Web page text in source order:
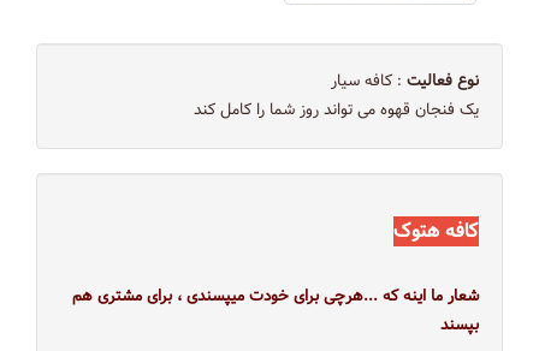
نوع فعالیت : کافه سیار
یک فنجان قهوه می تواند روز شما را کامل کند
کافه هتوک
شعار ما اینه که ...هرچی برای خودت میپسندی ، برای مشتری هم
بپسند